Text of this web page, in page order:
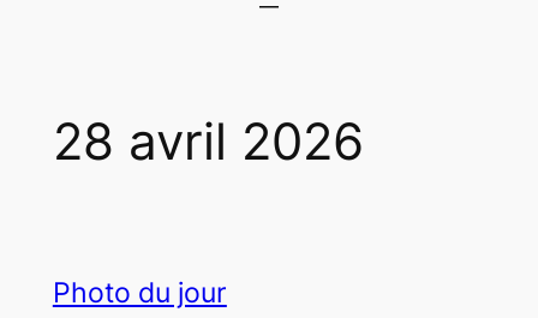
28 avril 2026
Photo du jour